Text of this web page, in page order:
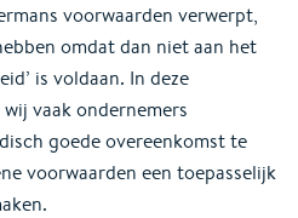
voorwaarden verwerpt,
omdat dan niet aan het
is voldaan. In deze
vaak ondernemers
goede overeenkomst te
voorwaarden een toepasselijk